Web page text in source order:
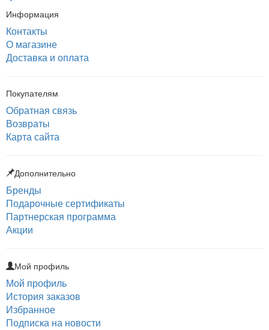
Информация
Контакты
О магазине
Доставка и оплата
Покупателям
Обратная связь
Возвраты
Карта сайта
Дополнительно
Бренды
Подарочные сертификаты
Партнерская программа
Акции
Мой профиль
Мой профиль
История заказов
Избранное
Подписка на новости